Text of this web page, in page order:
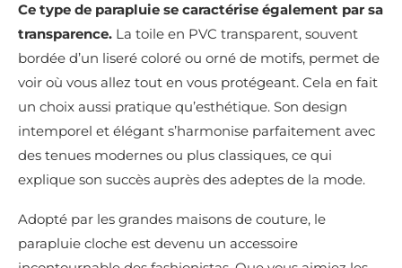
Ce type de parapluie se caractérise également par sa
transparence. La toile en PVC transparent, souvent
bordée d’un liseré coloré ou orné de motifs, permet de
voir où vous allez tout en vous protégeant. Cela en fait
un choix aussi pratique qu’esthétique. Son design
intemporel et élégant s’harmonise parfaitement avec
des tenues modernes ou plus classiques, ce qui
explique son succès auprès des adeptes de la mode.
Adopté par les grandes maisons de couture, le
parapluie cloche est devenu un accessoire